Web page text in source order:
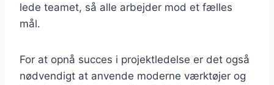
lede teamet, så alle arbejder mod et fælles
mål.
For at opnå succes i projektledelse er det også
nødvendigt at anvende moderne værktøjer og